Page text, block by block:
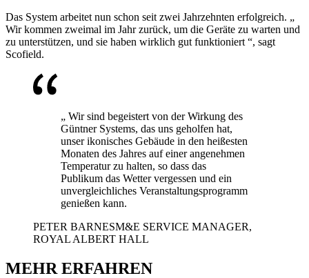
Das System arbeitet nun schon seit zwei Jahrzehnten erfolgreich. „
Wir kommen zweimal im Jahr zurück, um die Geräte zu warten und
zu unterstützen, und sie haben wirklich gut funktioniert “, sagt
Scofield.
„ Wir sind begeistert von der Wirkung des
Güntner Systems, das uns geholfen hat,
unser ikonisches Gebäude in den heißesten
Monaten des Jahres auf einer angenehmen
Temperatur zu halten, so dass das
Publikum das Wetter vergessen und ein
unvergleichliches Veranstaltungsprogramm
genießen kann.
PETER BARNESM&E SERVICE MANAGER,
ROYAL ALBERT HALL
MEHR ERFAHREN